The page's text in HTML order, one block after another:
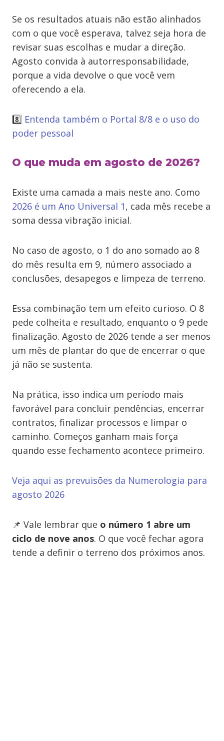
Se os resultados atuais não estão alinhados
com o que você esperava, talvez seja hora de
revisar suas escolhas e mudar a direção.
Agosto convida à autorresponsabilidade,
porque a vida devolve o que você vem
oferecendo a ela.
8️⃣ Entenda também o Portal 8/8 e o uso do
poder pessoal
O que muda em agosto de 2026?
Existe uma camada a mais neste ano. Como
2026 é um Ano Universal 1, cada mês recebe a
soma dessa vibração inicial.
No caso de agosto, o 1 do ano somado ao 8
do mês resulta em 9, número associado a
conclusões, desapegos e limpeza de terreno.
Essa combinação tem um efeito curioso. O 8
pede colheita e resultado, enquanto o 9 pede
finalização. Agosto de 2026 tende a ser menos
um mês de plantar do que de encerrar o que
já não se sustenta.
Na prática, isso indica um período mais
favorável para concluir pendências, encerrar
contratos, finalizar processos e limpar o
caminho. Começos ganham mais força
quando esse fechamento acontece primeiro.
Veja aqui as prevuisões da Numerologia para
agosto 2026
📌 Vale lembrar que o número 1 abre um
ciclo de nove anos. O que você fechar agora
tende a definir o terreno dos próximos anos.